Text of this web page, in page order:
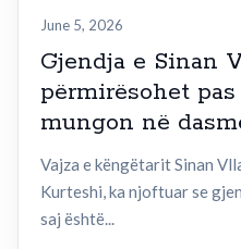
June 5, 2026
Gjendja e Sinan
përmirësohet
mungon në
Vajza e këngëtarit Sinan
Kurteshi, ka njoftuar se
saj është...